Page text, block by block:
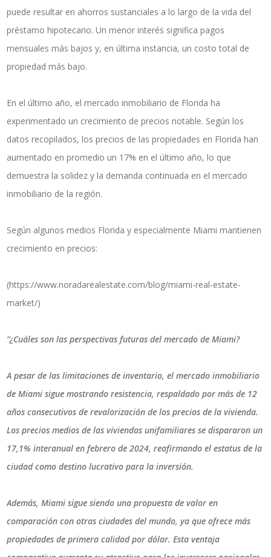
puede resultar en ahorros sustanciales a lo largo de la vida del
préstamo hipotecario. Un menor interés significa pagos
mensuales más bajos y, en última instancia, un costo total de
propiedad más bajo.
En el último año, el mercado inmobiliario de Florida ha
experimentado un crecimiento de precios notable. Según los
datos recopilados, los precios de las propiedades en Florida han
aumentado en promedio un 17% en el último año, lo que
demuestra la solidez y la demanda continuada en el mercado
inmobiliario de la región.
Según algunos medios Florida y especialmente Miami mantienen
crecimiento en precios:
(https://www.noradarealestate.com/blog/miami-real-estate-
market/)
“¿Cuáles son las perspectivas futuras del mercado de Miami?
A pesar de las limitaciones de inventario, el mercado inmobiliario
de Miami sigue mostrando resistencia, respaldado por más de 12
años consecutivos de revalorización de los precios de la vivienda.
Los precios medios de las viviendas unifamiliares se dispararon un
17,1% interanual en febrero de 2024, reafirmando el estatus de la
ciudad como destino lucrativo para la inversión.
Además, Miami sigue siendo una propuesta de valor en
comparación con otras ciudades del mundo, ya que ofrece más
propiedades de primera calidad por dólar. Esta ventaja